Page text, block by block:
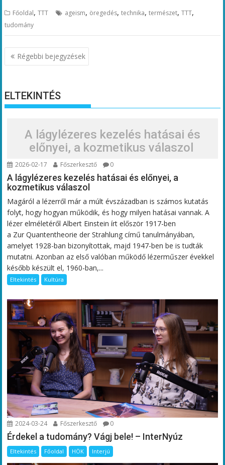
Főoldal,TTT ageism, öregedés,technika,természet,TTT,
tudomány
Bejegyzés
navigáció
Régebbi bejegyzések
ELTEKINTÉS
A lágylézeres kezelés hatásai és
előnyei, a kozmetikus válaszol
2026-02-17 Főszerkesztő 0
A lágylézeres kezelés hatásai és előnyei, a
kozmetikus válaszol
Magáról a lézerről már a múlt évszázadban is számos kutatás
folyt, hogy hogyan működik, és hogy milyen hatásai vannak. A
lézer elméletéről Albert Einstein írt először 1917-ben
a Zur Quantentheorie der Strahlung című tanulmányában,
amelyet 1928-ban bizonyítottak, majd 1947-ben be is tudták
mutatni. Azonban az első valóban működő lézerműszer évekkel
később készült el, 1960-ban,...
Eltekintés Kultúra
2024-03-24 Főszerkesztő 0
Érdekel a tudomány? Vágj bele! – InterNyúz
Eltekintés Főoldal HÖK Interjú